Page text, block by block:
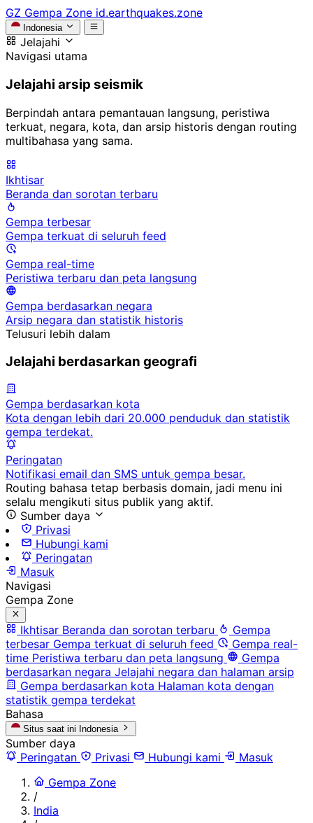
GZ Gempa Zone id.earthquakes.zone
Indonesia
Jelajahi
Navigasi utama
Jelajahi arsip seismik
Berpindah antara pemantauan langsung, peristiwa
terkuat, negara, kota, dan arsip historis dengan routing
multibahasa yang sama.
Ikhtisar
Beranda dan sorotan terbaru
Gempa terbesar
Gempa terkuat di seluruh feed
Gempa real-time
Peristiwa terbaru dan peta langsung
Gempa berdasarkan negara
Arsip negara dan statistik historis
Telusuri lebih dalam
Jelajahi berdasarkan geografi
Gempa berdasarkan kota
Kota dengan lebih dari 20.000 penduduk dan statistik
gempa terdekat.
Peringatan
Notifikasi email dan SMS untuk gempa besar.
Routing bahasa tetap berbasis domain, jadi menu ini
selalu mengikuti situs publik yang aktif.
Sumber daya
Privasi
Hubungi kami
Peringatan
Masuk
Navigasi
Gempa Zone
Ikhtisar Beranda dan sorotan terbaru
Gempa
terbesar Gempa terkuat di seluruh feed
Gempa real-
time Peristiwa terbaru dan peta langsung
Gempa
berdasarkan negara Jelajahi negara dan halaman arsip
Gempa berdasarkan kota Halaman kota dengan
statistik gempa terdekat
Bahasa
Situs saat ini Indonesia
Sumber daya
Peringatan
Privasi Hubungi kami
Masuk
Gempa Zone
/
India